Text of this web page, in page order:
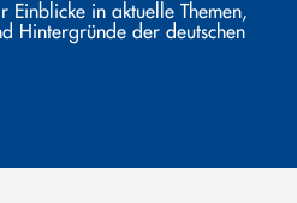
Einblicke in aktuelle Themen,
Hintergründe der deutschen